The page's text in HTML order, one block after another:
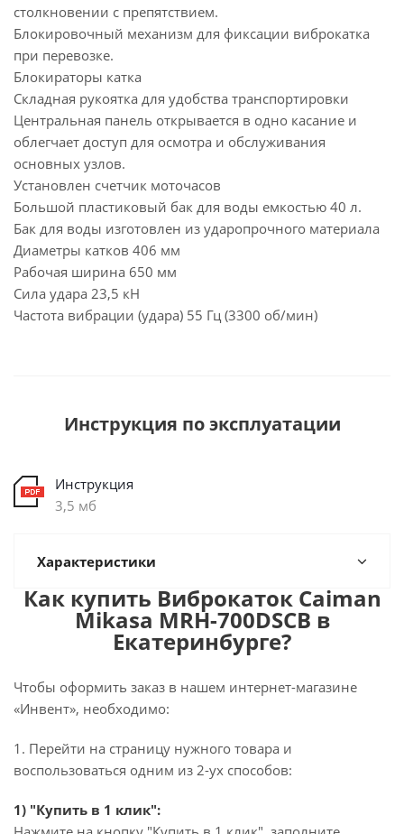
столкновении с препятствием.
Блокировочный механизм для фиксации виброкатка
при перевозке.
Блокираторы катка
Складная рукоятка для удобства транспортировки
Центральная панель открывается в одно касание и
облегчает доступ для осмотра и обслуживания
основных узлов.
Установлен счетчик моточасов
Большой пластиковый бак для воды емкостью 40 л.
Бак для воды изготовлен из ударопрочного материала
Диаметры катков 406 мм
Рабочая ширина 650 мм
Сила удара 23,5 кН
Частота вибрации (удара) 55 Гц (3300 об/мин)
Инструкция по эксплуатации
Инструкция
3,5 мб
Характеристики
Как купить Виброкаток Caiman
Mikasa MRH-700DSCB в
Екатеринбурге?
Чтобы оформить заказ в нашем интернет-магазине
«Инвент», необходимо:
1. Перейти на страницу нужного товара и
воспользоваться одним из 2-ух способов:
1) "Купить в 1 клик":